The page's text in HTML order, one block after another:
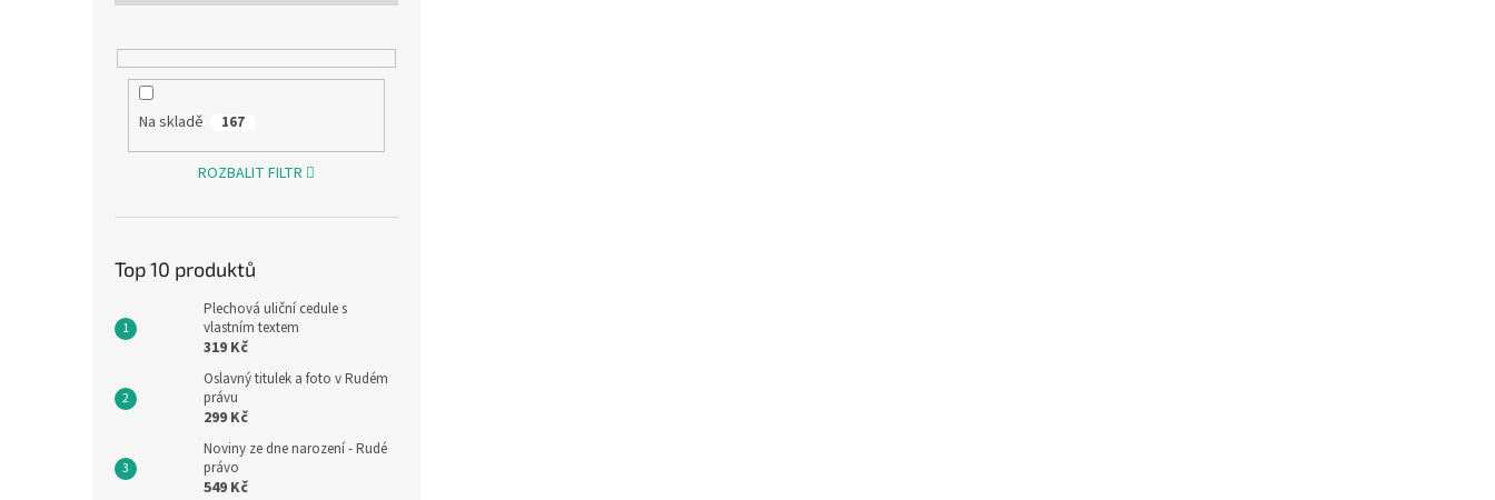
Na skladě 167
ROZBALIT FILTR
Top 10 produktů
Plechová uliční cedule s
vlastním textem
319 Kč
Oslavný titulek a foto v Rudém
právu
299 Kč
Noviny ze dne narození - Rudé
právo
549 Kč